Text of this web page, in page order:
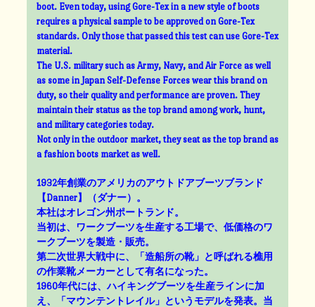
boot. Even today, using Gore-Tex in a new style of boots
requires a physical sample to be approved on Gore-Tex
standards. Only those that passed this test can use Gore-Tex
material.
The U.S. military such as Army, Navy, and Air Force as well
as some in Japan Self-Defense Forces wear this brand on
duty, so their quality and performance are proven. They
maintain their status as the top brand among work, hunt,
and military categories today.
Not only in the outdoor market, they seat as the top brand as
a fashion boots market as well.
1932年創業のアメリカのアウトドアブーツブランド
【Danner】（ダナー）。
本社はオレゴン州ポートランド。
当初は、ワークブーツを生産する工場で、低価格のワ
ークブーツを製造・販売。
第二次世界大戦中に、「造船所の靴」と呼ばれる樵用
の作業靴メーカーとして有名になった。
1960年代には、ハイキングブーツを生産ラインに加
え、「マウンテントレイル」というモデルを発表。当